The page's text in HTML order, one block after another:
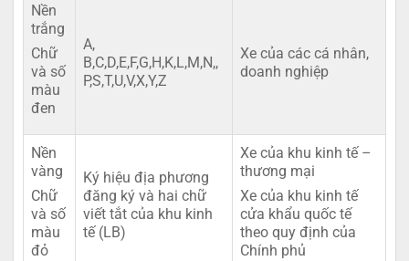
Nền
trắng
Chữ
và số
màu
đen
A,
B,C,D,E,F,G,H,K,L,M,N,,
P,S,T,U,V,X,Y,Z
Xe của các cá nhân,
doanh nghiệp
Nền
vàng
Chữ
và số
màu
đỏ
Ký hiệu địa phương
đăng ký và hai chữ
viết tắt của khu kinh
tế (LB)
Xe của khu kinh tế –
thương mại
Xe của khu kinh tế
cửa khẩu quốc tế
theo quy định của
Chính phủ